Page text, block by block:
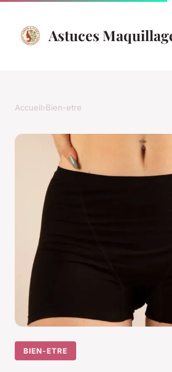
Astuces
Accueil›Bien-etre
BIEN-ETRE